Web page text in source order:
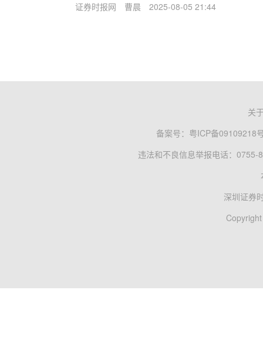
证券时报网 曹晨 2025-08-05 21:44
关
备案号： 粤ICP备09109218
违法和不良信息举报电话：0755-
深圳证券